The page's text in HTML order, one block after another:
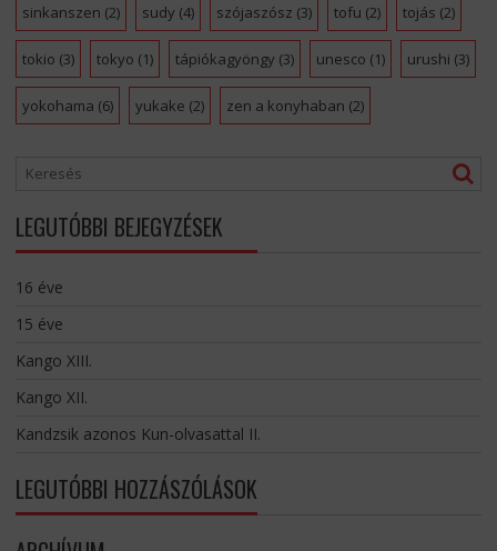
sinkanszen (2) sudy (4) szójaszósz (3) tofu (2) tojás (2)
tokio (3) tokyo (1) tápiókagyöngy (3) unesco (1) urushi (3)
yokohama (6) yukake (2) zen a konyhaban (2)
LEGUTÓBBI BEJEGYZÉSEK
16 éve
15 éve
Kango XIII.
Kango XII.
Kandzsik azonos Kun-olvasattal II.
LEGUTÓBBI HOZZÁSZÓLÁSOK